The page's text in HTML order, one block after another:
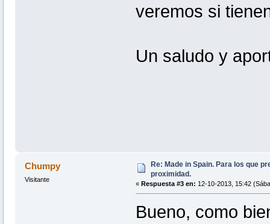
veremos si
Un saludo y
Chumpy
Visitante
Re: Made in Spain. Para los que
proximidad.
« Respuesta #3 en: 12-10-2013, 15:42
Bueno, como